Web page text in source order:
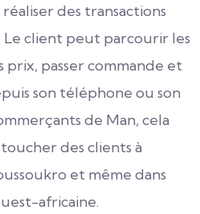
des transactions
Le client peut parcourir les
passer commande et
son téléphone ou son
de Man, cela
des clients à
et même dans
africaine.